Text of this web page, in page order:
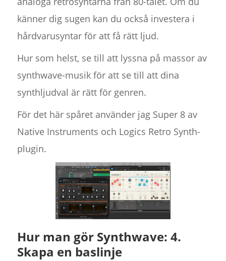
känner dig sugen kan du också investera i
hårdvarusyntar för att få rätt ljud.
Hur som helst, se till att lyssna på massor av
synthwave-musik för att se till att dina
synthljudval är rätt för genren.
För det här spåret använder jag Super 8 av
Native Instruments och Logics Retro Synth-
plugin.
Hur man gör Synthwave: 4.
Skapa en baslinje